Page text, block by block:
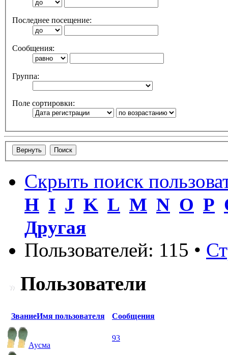
Последнее посещение:
Сообщения:
Группа:
Поле сортировки:
Скрыть поиск
H I J K L M N O P
Другая
Пользователей: 115 •
Пользователи
ЗваниеИмя пользователя Сообщения
Аусма
93